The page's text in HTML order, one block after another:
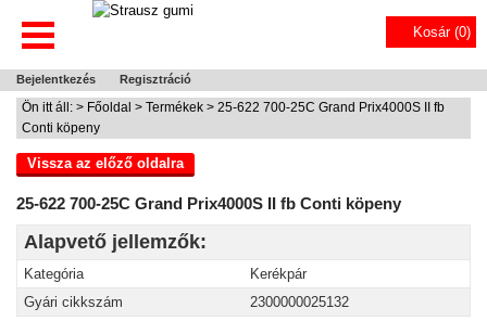
Kosár (0)
Bejelentkezés Regisztráció
Ön itt áll: > Főoldal > Termékek > 25-622 700-25C Grand Prix4000S II fb
Conti köpeny
Vissza az előző oldalra
25-622 700-25C Grand Prix4000S II fb Conti köpeny
Alapvető jellemzők:
Kategória
Kerékpár
Gyári cikkszám
2300000025132